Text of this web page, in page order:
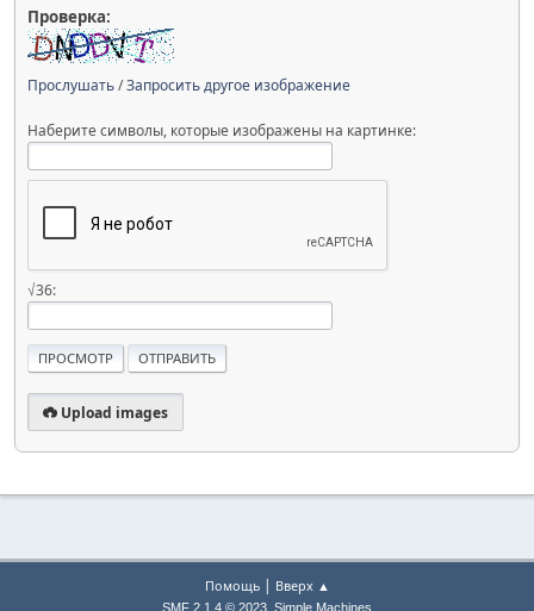
Проверка:
Прослушать/Запросить другое изображение
Наберите символы, которые изображены на картинке:
√36:
Upload images
Помощь| Вверх ▲
SMF 2.1.4 © 2023 Simple Machines